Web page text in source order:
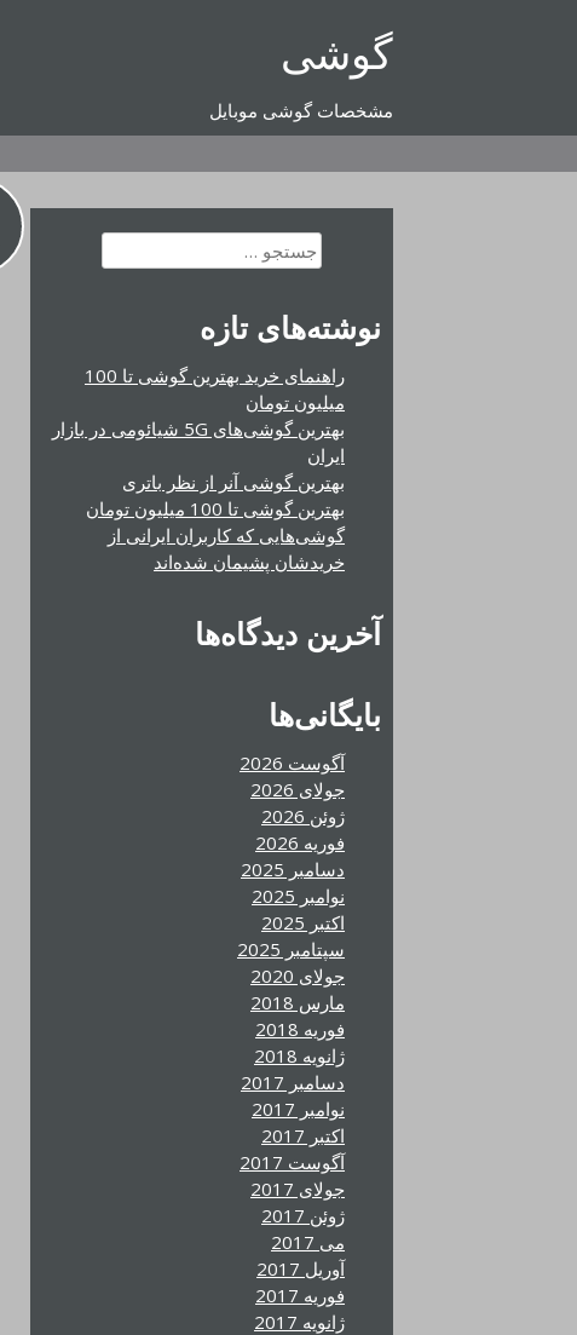
گوشی
مشخصات گوشی موبایل
جستجو
برای:
نوشته‌های تازه
راهنمای خرید بهترین گوشی تا 100
میلیون تومان
بهترین گوشی‌های 5G شیائومی در بازار
ایران
بهترین گوشی آنر از نظر باتری
بهترین گوشی تا 100 میلیون تومان
گوشی‌هایی که کاربران ایرانی از
خریدشان پشیمان شده‌اند
آخرین دیدگاه‌ها
بایگانی‌ها
آگوست 2026
جولای 2026
ژوئن 2026
فوریه 2026
دسامبر 2025
نوامبر 2025
اکتبر 2025
سپتامبر 2025
جولای 2020
مارس 2018
فوریه 2018
ژانویه 2018
دسامبر 2017
نوامبر 2017
اکتبر 2017
آگوست 2017
جولای 2017
ژوئن 2017
می 2017
آوریل 2017
فوریه 2017
ژانویه 2017